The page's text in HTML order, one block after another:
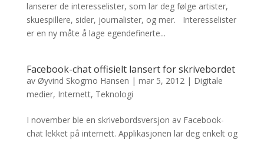
lanserer de interesselister, som lar deg følge artister,
skuespillere, sider, journalister, og mer. Interesselister
er en ny måte å lage egendefinerte...
Facebook-chat offisielt lansert for skrivebordet
av Øyvind Skogmo Hansen | mar 5, 2012| Digitale
medier, Internett, Teknologi
I november ble en skrivebordsversjon av Facebook-
chat lekket på internett. Applikasjonen lar deg enkelt og